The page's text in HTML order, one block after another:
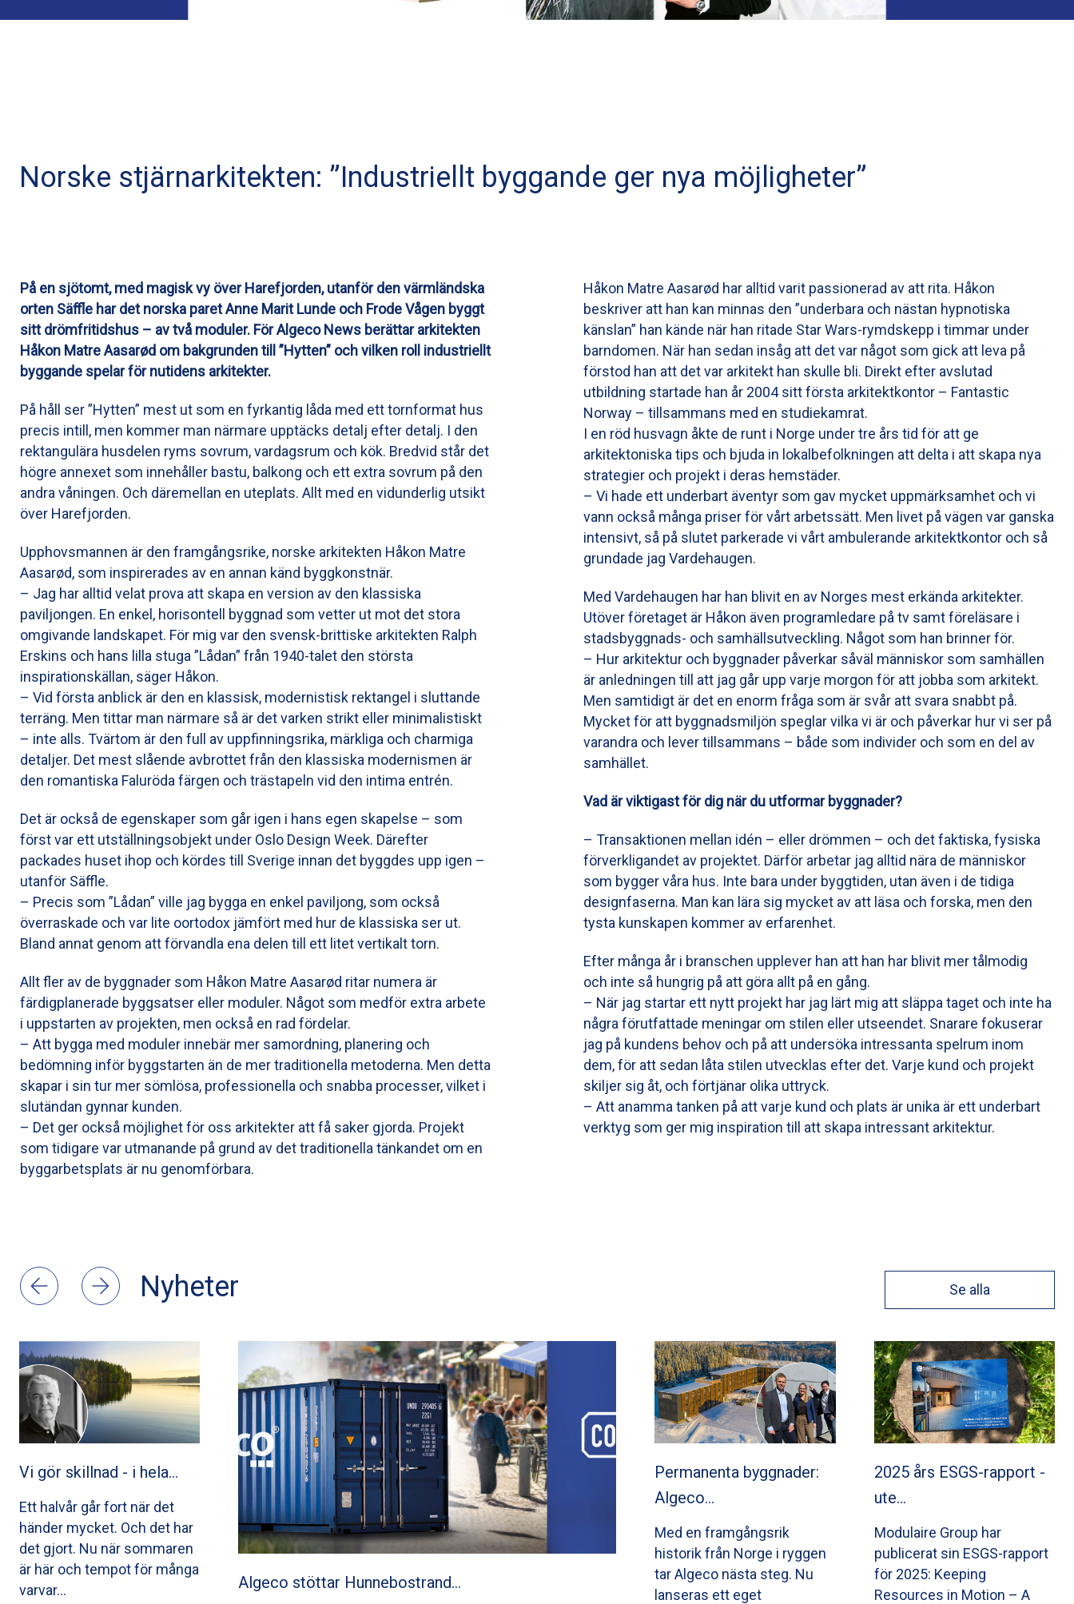
Norske stjärnarkitekten: ”Industriellt byggande ger nya möjligheter”
På en sjötomt, med magisk vy över Harefjorden, utanför den värmländska
orten Säffle har det norska paret Anne Marit Lunde och Frode Vågen byggt
sitt drömfritidshus – av två moduler. För Algeco News berättar arkitekten
Håkon Matre Aasarød om bakgrunden till ”Hytten” och vilken roll industriellt
byggande spelar för nutidens arkitekter.
På håll ser ”Hytten” mest ut som en fyrkantig låda med ett tornformat hus
precis intill, men kommer man närmare upptäcks detalj efter detalj. I den
rektangulära husdelen ryms sovrum, vardagsrum och kök. Bredvid står det
högre annexet som innehåller bastu, balkong och ett extra sovrum på den
andra våningen. Och däremellan en uteplats. Allt med en vidunderlig utsikt
över Harefjorden.
Upphovsmannen är den framgångsrike, norske arkitekten Håkon Matre
Aasarød, som inspirerades av en annan känd byggkonstnär.
– Jag har alltid velat prova att skapa en version av den klassiska
paviljongen. En enkel, horisontell byggnad som vetter ut mot det stora
omgivande landskapet. För mig var den svensk-brittiske arkitekten Ralph
Erskins och hans lilla stuga ”Lådan” från 1940-talet den största
inspirationskällan, säger Håkon.
– Vid första anblick är den en klassisk, modernistisk rektangel i sluttande
terräng. Men tittar man närmare så är det varken strikt eller minimalistiskt
– inte alls. Tvärtom är den full av uppfinningsrika, märkliga och charmiga
detaljer. Det mest slående avbrottet från den klassiska modernismen är
den romantiska Faluröda färgen och trästapeln vid den intima entrén.
Det är också de egenskaper som går igen i hans egen skapelse – som
först var ett utställningsobjekt under Oslo Design Week. Därefter
packades huset ihop och kördes till Sverige innan det byggdes upp igen –
utanför Säffle.
– Precis som ”Lådan” ville jag bygga en enkel paviljong, som också
överraskade och var lite oortodox jämfört med hur de klassiska ser ut.
Bland annat genom att förvandla ena delen till ett litet vertikalt torn.
Allt fler av de byggnader som Håkon Matre Aasarød ritar numera är
färdigplanerade byggsatser eller moduler. Något som medför extra arbete
i uppstarten av projekten, men också en rad fördelar.
– Att bygga med moduler innebär mer samordning, planering och
bedömning inför byggstarten än de mer traditionella metoderna. Men detta
skapar i sin tur mer sömlösa, professionella och snabba processer, vilket i
slutändan gynnar kunden.
– Det ger också möjlighet för oss arkitekter att få saker gjorda. Projekt
som tidigare var utmanande på grund av det traditionella tänkandet om en
byggarbetsplats är nu genomförbara.
Håkon Matre Aasarød har alltid varit passionerad av att rita. Håkon
beskriver att han kan minnas den ”underbara och nästan hypnotiska
känslan” han kände när han ritade Star Wars-rymdskepp i timmar under
barndomen. När han sedan insåg att det var något som gick att leva på
förstod han att det var arkitekt han skulle bli. Direkt efter avslutad
utbildning startade han år 2004 sitt första arkitektkontor – Fantastic
Norway – tillsammans med en studiekamrat.
I en röd husvagn åkte de runt i Norge under tre års tid för att ge
arkitektoniska tips och bjuda in lokalbefolkningen att delta i att skapa nya
strategier och projekt i deras hemstäder.
– Vi hade ett underbart äventyr som gav mycket uppmärksamhet och vi
vann också många priser för vårt arbetssätt. Men livet på vägen var ganska
intensivt, så på slutet parkerade vi vårt ambulerande arkitektkontor och så
grundade jag Vardehaugen.
Med Vardehaugen har han blivit en av Norges mest erkända arkitekter.
Utöver företaget är Håkon även programledare på tv samt föreläsare i
stadsbyggnads- och samhällsutveckling. Något som han brinner för.
– Hur arkitektur och byggnader påverkar såväl människor som samhällen
är anledningen till att jag går upp varje morgon för att jobba som arkitekt.
Men samtidigt är det en enorm fråga som är svår att svara snabbt på.
Mycket för att byggnadsmiljön speglar vilka vi är och påverkar hur vi ser på
varandra och lever tillsammans – både som individer och som en del av
samhället.
Vad är viktigast för dig när du utformar byggnader?
– Transaktionen mellan idén – eller drömmen – och det faktiska, fysiska
förverkligandet av projektet. Därför arbetar jag alltid nära de människor
som bygger våra hus. Inte bara under byggtiden, utan även i de tidiga
designfaserna. Man kan lära sig mycket av att läsa och forska, men den
tysta kunskapen kommer av erfarenhet.
Efter många år i branschen upplever han att han har blivit mer tålmodig
och inte så hungrig på att göra allt på en gång.
– När jag startar ett nytt projekt har jag lärt mig att släppa taget och inte ha
några förutfattade meningar om stilen eller utseendet. Snarare fokuserar
jag på kundens behov och på att undersöka intressanta spelrum inom
dem, för att sedan låta stilen utvecklas efter det. Varje kund och projekt
skiljer sig åt, och förtjänar olika uttryck.
– Att anamma tanken på att varje kund och plats är unika är ett underbart
verktyg som ger mig inspiration till att skapa intressant arkitektur.
Nyheter Se alla
Vi gör skillnad - i hela…
Ett halvår går fort när det
händer mycket. Och det har
det gjort. Nu när sommaren
är här och tempot för många
varvar…
Algeco stöttar Hunnebostrand…
Permanenta byggnader:
Algeco…
Med en framgångsrik
historik från Norge i ryggen
tar Algeco nästa steg. Nu
lanseras ett eget
2025 års ESGS-rapport -
ute…
Modulaire Group har
publicerat sin ESGS-rapport
för 2025: Keeping
Resources in Motion – A